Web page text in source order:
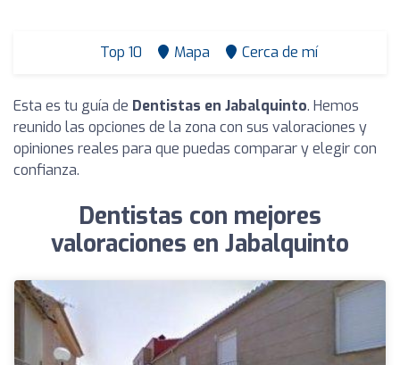
Top 10 Mapa Cerca de mí
Esta es tu guía de Dentistas en Jabalquinto. Hemos
reunido las opciones de la zona con sus valoraciones y
opiniones reales para que puedas comparar y elegir con
confianza.
Dentistas con mejores
valoraciones en Jabalquinto